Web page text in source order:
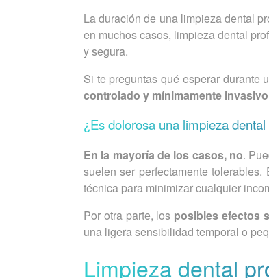
La duración de una limpieza dental
en muchos casos, limpieza dental
y segura.
Si te preguntas qué esperar durante
controlado y mínimamente invasivo
¿Es dolorosa una limpieza
En la mayoría de los casos, no.
suelen ser perfectamente
técnica para minimizar cualquier
Por otra parte, los posibles efectos
una ligera sensibilidad temporal o
Limpieza dental